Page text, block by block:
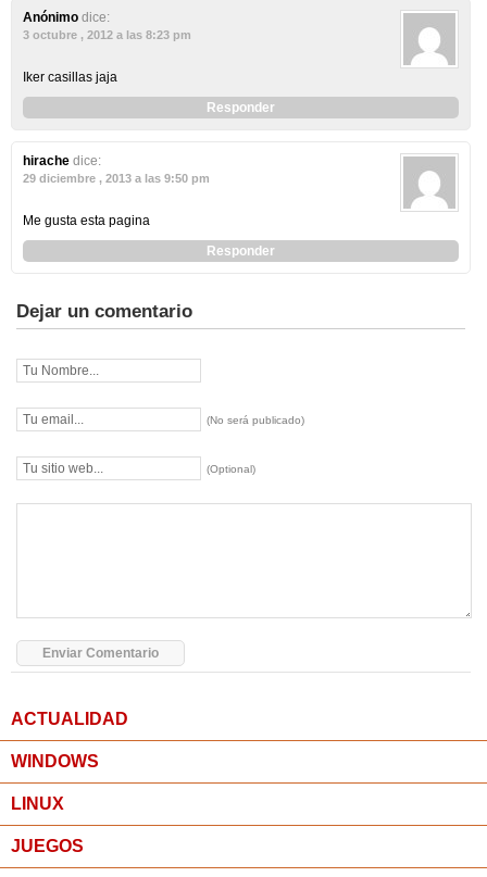
Anónimo dice:
3 octubre , 2012 a las 8:23 pm
Iker casillas jaja
Responder
hirache dice:
29 diciembre , 2013 a las 9:50 pm
Me gusta esta pagina
Responder
Dejar un comentario
(No será publicado)
(Optional)
ACTUALIDAD
WINDOWS
LINUX
JUEGOS